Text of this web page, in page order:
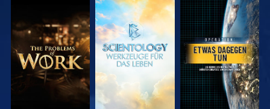
SERIE
ENTDECKEN
SERIE
ENTDECKEN
ANSEHEN